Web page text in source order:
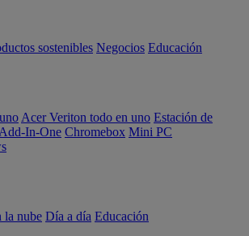
sostenibles Negocios Educación
Acer Veriton todo en uno Estación de
Add-In-One Chromebox Mini PC
la nube Día a día Educación